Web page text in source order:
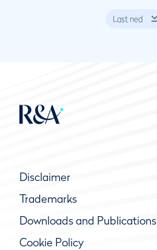
Last ned
Disclaimer
Trademarks
Downloads and Publications
Cookie Policy